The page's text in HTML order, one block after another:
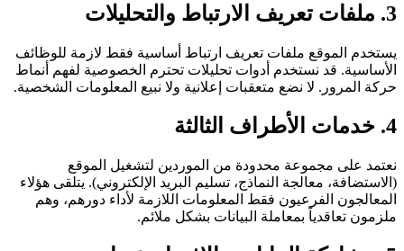
3. ملفات تعريف الارتباط والتحليلات
يستخدم الموقع ملفات تعريف ارتباط أساسية فقط لازمة للوظائف
الأساسية. قد نستخدم أدوات تحليلات تحترم الخصوصية لفهم أنماط
حركة المرور. لا نضع متعقبات إعلانية ولا نبيع المعلومات الشخصية.
4. خدمات الأطراف الثالثة
نعتمد على مجموعة محدودة من الموردين لتشغيل الموقع
(الاستضافة، معالجة النماذج، تسليم البريد الإلكتروني). يتلقى هؤلاء
المعالجون الفرعيون فقط المعلومات اللازمة لأداء دورهم، وهم
ملزمون تعاقدياً بمعاملة البيانات بشكل ملائم.